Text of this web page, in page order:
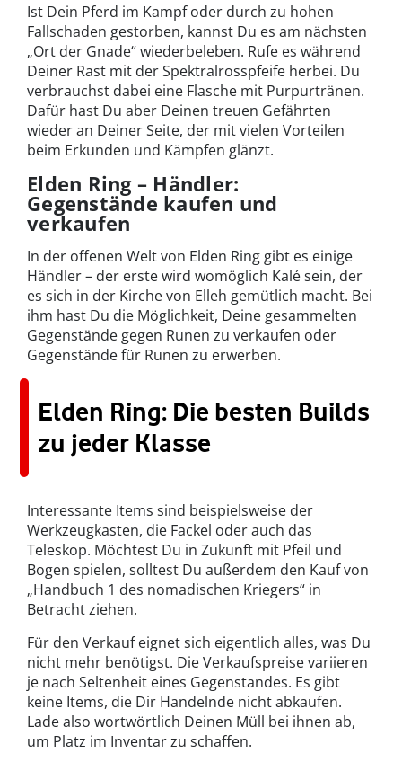
Ist Dein Pferd im Kampf oder durch zu hohen
Fallschaden gestorben, kannst Du es am nächsten
„Ort der Gnade“ wiederbeleben. Rufe es während
Deiner Rast mit der Spektralrosspfeife herbei. Du
verbrauchst dabei eine Flasche mit Purpurtränen.
Dafür hast Du aber Deinen treuen Gefährten
wieder an Deiner Seite, der mit vielen Vorteilen
beim Erkunden und Kämpfen glänzt.
Elden Ring – Händler:
Gegenstände kaufen und
verkaufen
In der offenen Welt von Elden Ring gibt es einige
Händler – der erste wird womöglich Kalé sein, der
es sich in der Kirche von Elleh gemütlich macht. Bei
ihm hast Du die Möglichkeit, Deine gesammelten
Gegenstände gegen Runen zu verkaufen oder
Gegenstände für Runen zu erwerben.
Elden Ring: Die besten Builds
zu jeder Klasse
Interessante Items sind beispielsweise der
Werkzeugkasten, die Fackel oder auch das
Teleskop. Möchtest Du in Zukunft mit Pfeil und
Bogen spielen, solltest Du außerdem den Kauf von
„Handbuch 1 des nomadischen Kriegers“ in
Betracht ziehen.
Für den Verkauf eignet sich eigentlich alles, was Du
nicht mehr benötigst. Die Verkaufspreise variieren
je nach Seltenheit eines Gegenstandes. Es gibt
keine Items, die Dir Handelnde nicht abkaufen.
Lade also wortwörtlich Deinen Müll bei ihnen ab,
um Platz im Inventar zu schaffen.